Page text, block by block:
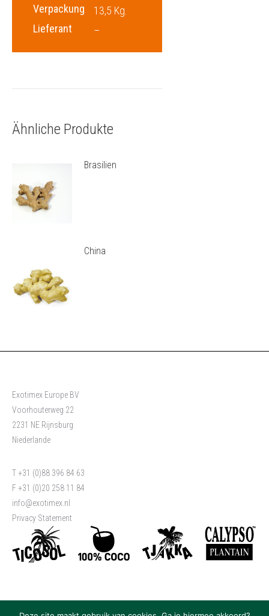
Verpackung
13,5 Kg.
Lieferant
–
Ähnliche Produkte
Brasilien
China
Exotimex Europe BV
Voorhouterweg 22
2231 NE Rijnsburg
Niederlande
T +31 (0)88 396 84 63
F +31 (0)20 258 11 84
info@exotimex.nl
Privacy Statement